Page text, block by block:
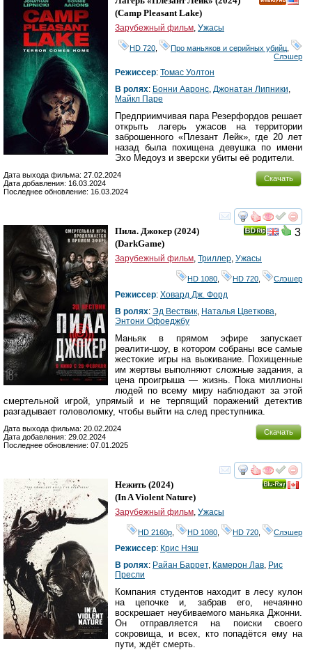
(Camp Pleasant Lake)
Зарубежный фильм, Ужасы
HD 720 Про маньяков и серийных убийц
Слэшер
Режиссер: Томас Уолтон
В ролях: Бонни Ааронс, Джонатан Липники,
Майкл Паре
Предприимчивая пара Резерфордов решает
открыть лагерь ужасов на территории
заброшенного «Плезант Лейк», где 20 лет
назад была похищена девушка по имени
Эхо Медоуз и зверски убиты её родители.
Скачать
Дата выхода фильма: 27.02.2024
Дата добавления: 16.03.2024
Последнее обновление: 16.03.2024
смотреть
3
Пила. Джокер (2024)
(DarkGame)
Зарубежный фильм, Триллер, Ужасы
HD 1080 HD 720 Слэшер
Режиссер: Ховард Дж. Форд
В ролях: Эд Вествик, Наталья Цветкова,
Энтони Офоеджбу
Маньяк в прямом эфире запускает
реалити-шоу, в котором собраны все самые
жестокие игры на выживание. Похищенные
им жертвы выполняют сложные задания, а
цена проигрыша — жизнь. Пока миллионы
людей по всему миру наблюдают за этой
смертельной игрой, упрямый и не терпящий поражений детектив
разгадывает головоломку, чтобы выйти на след преступника.
Скачать
Дата выхода фильма: 20.02.2024
Дата добавления: 29.02.2024
Последнее обновление: 07.01.2025
смотреть
Нежить (2024)
(In A Violent Nature)
Зарубежный фильм Ужасы
HD 2160р HD 1080 HD 720 Слэшер
Режиссер: Крис Нэш
В ролях: Райан Баррет, Камерон Лав Рис
Пресли
Компания студентов находит в лесу кулон
на цепочке и, забрав его, нечаянно
воскрешает неубиваемого маньяка Джонни.
Он отправляется на поиски своего
сокровища, и всех, кто попадётся ему на
пути, ждёт смерть.